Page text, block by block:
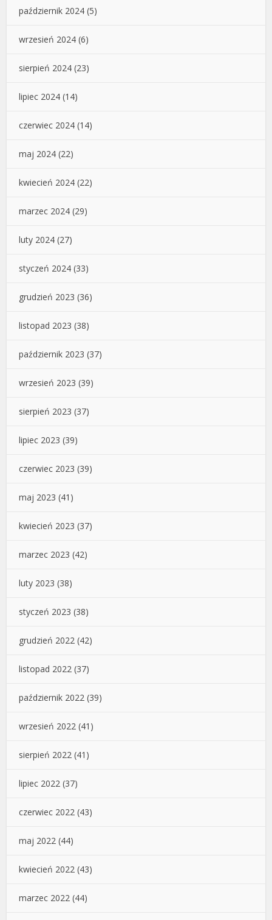
październik 2024 (5)
wrzesień 2024 (6)
sierpień 2024 (23)
lipiec 2024 (14)
czerwiec 2024 (14)
maj 2024 (22)
kwiecień 2024 (22)
marzec 2024 (29)
luty 2024 (27)
styczeń 2024 (33)
grudzień 2023 (36)
listopad 2023 (38)
październik 2023 (37)
wrzesień 2023 (39)
sierpień 2023 (37)
lipiec 2023 (39)
czerwiec 2023 (39)
maj 2023 (41)
kwiecień 2023 (37)
marzec 2023 (42)
luty 2023 (38)
styczeń 2023 (38)
grudzień 2022 (42)
listopad 2022 (37)
październik 2022 (39)
wrzesień 2022 (41)
sierpień 2022 (41)
lipiec 2022 (37)
czerwiec 2022 (43)
maj 2022 (44)
kwiecień 2022 (43)
marzec 2022 (44)